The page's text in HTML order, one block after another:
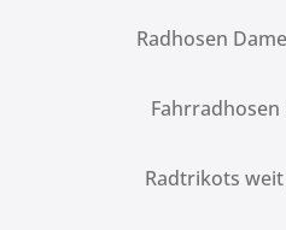
Radhosen
Fahrradhosen
Radtrikots